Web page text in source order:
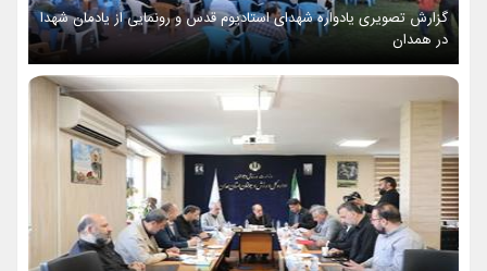
گزارش تصویری یادواره شهدای استادیوم قدس و رونمایی از یادمان شهدا
در همدان